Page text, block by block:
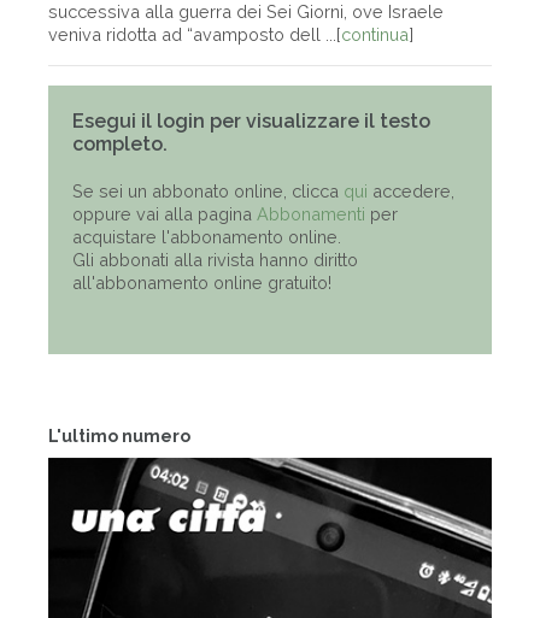
L'ultimo numero
successiva alla guerra dei Sei Giorni, ove Israele
veniva ridotta ad “avamposto dell ...[continua]
Esegui il login per visualizzare il testo
completo.
Se sei un abbonato online, clicca qui accedere,
oppure vai alla pagina Abbonamenti per
acquistare l'abbonamento online.
Gli abbonati alla rivista hanno diritto
all'abbonamento online gratuito!